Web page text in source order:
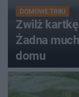
DOMOWE TRIKI
Zwilż
Żadna
domu